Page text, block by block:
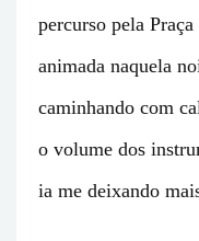
percurso pela
animada naquela
caminhando com
o volume dos
ia me deixando